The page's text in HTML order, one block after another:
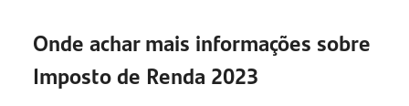
Onde achar mais informações sobre
Imposto de Renda 2023